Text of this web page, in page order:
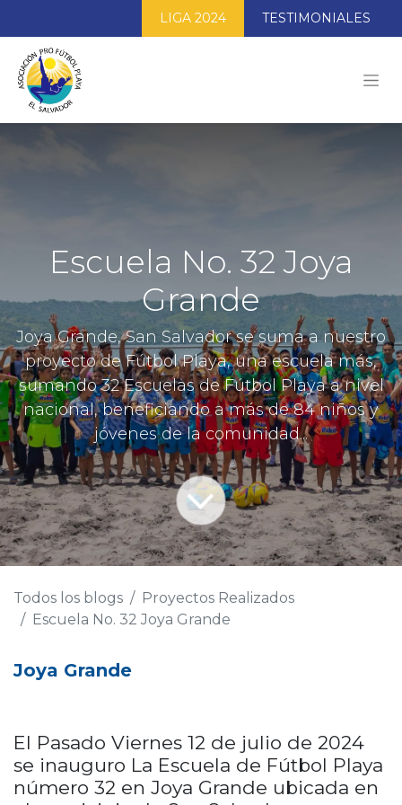
LIGA 2024 TESTIMONIALES
Escuela No. 32 Joya
Grande
Joya Grande, San Salvador se suma a nuestro
proyecto de Fútbol Playa, una escuela más,
sumando 32 Escuelas de Fútbol Playa a nivel
nacional, beneficiando a más de 84 niños y
jóvenes de la comunidad...
Todos los blogs
Proyectos Realizados
Escuela No. 32 Joya Grande
Joya Grande
El Pasado Viernes 12 de julio de 2024
se inauguro La Escuela de Fútbol Playa
número 32 en Joya Grande ubicada en